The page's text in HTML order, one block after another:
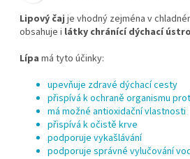
Lipový čaj je vhodný zejména v
obsahuje i látky chránící dýchací
Lípa má tyto účinky:
upevňuje zdravé dýchací cesty
přispívá k ochraně organismu
má možné antioxidační vlastnosti
přispívá k očistě krve
podporuje vykašlávání
podporuje správné vylučování